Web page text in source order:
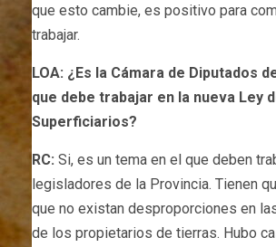
que esto cambie, es positivo para
trabajar.
LOA: ¿Es la Cámara de Diputados
que debe trabajar en la nueva Ley
Superficiarios?
RC: Si, es un tema en el que deben
legisladores de la Provincia. Tienen
que no existan desproporciones en
de los propietarios de tierras. Hubo